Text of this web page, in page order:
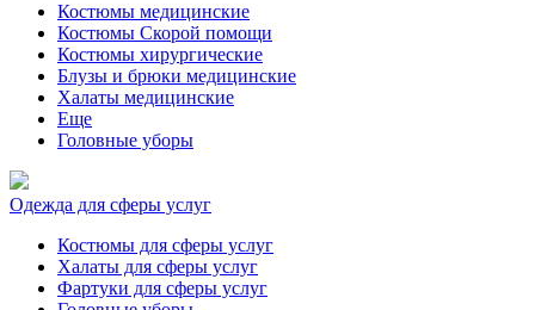
Костюмы медицинские
Костюмы Скорой помощи
Костюмы хирургические
Блузы и брюки медицинские
Халаты медицинские
Еще
Головные уборы
Одежда для сферы услуг
Костюмы для сферы услуг
Халаты для сферы услуг
Фартуки для сферы услуг